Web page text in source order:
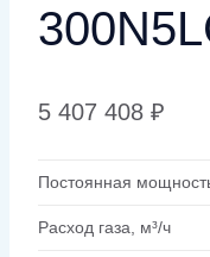
5 407 408 ₽
Постоянная
Расход газа, м³/ч